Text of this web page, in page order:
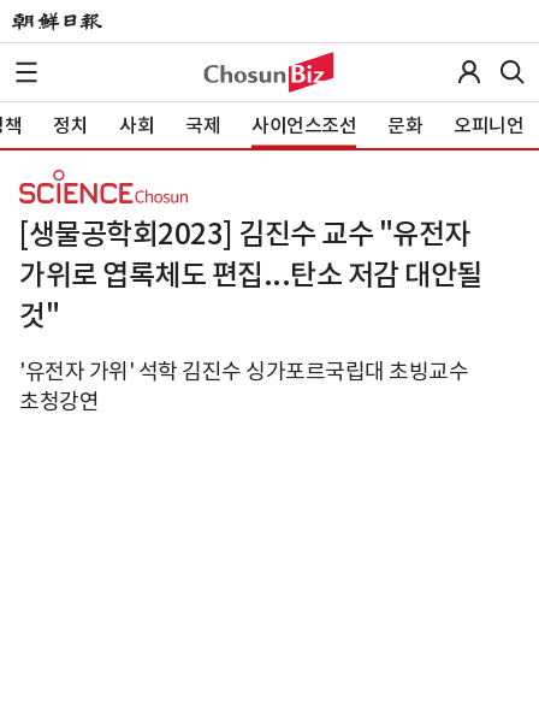
정치 사회 국제 사이언스조선 문화 오피니언
[생물공학회2023] 김진수 교수 "유전자
가위로 엽록체도 편집...탄소 저감 대안될
것"
'유전자 가위' 석학 김진수 싱가포르국립대 초빙교수
초청강연